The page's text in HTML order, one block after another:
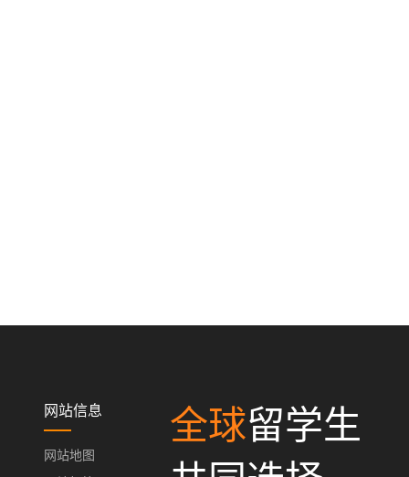
网站信息
网站地图
全球留学生